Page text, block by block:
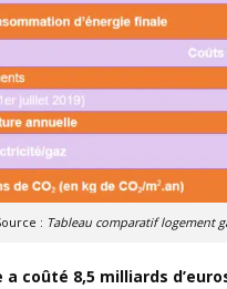
: Tableau comparatif logement
coûté 8,5 milliards